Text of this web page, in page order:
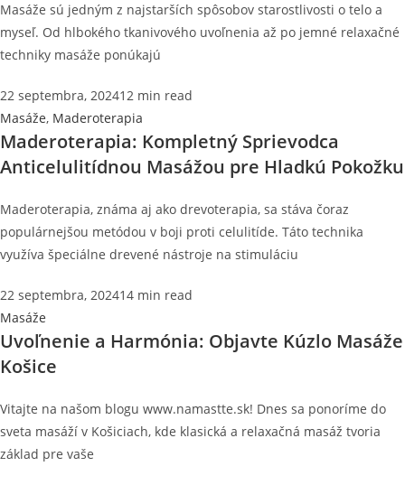
Masáže sú jedným z najstarších spôsobov starostlivosti o telo a
myseľ. Od hlbokého tkanivového uvoľnenia až po jemné relaxačné
techniky masáže ponúkajú
22 septembra, 202412 min read
Masáže, Maderoterapia
Maderoterapia: Kompletný Sprievodca
Anticelulitídnou Masážou pre Hladkú Pokožku
Maderoterapia, známa aj ako drevoterapia, sa stáva čoraz
populárnejšou metódou v boji proti celulitíde. Táto technika
využíva špeciálne drevené nástroje na stimuláciu
22 septembra, 202414 min read
Masáže
Uvoľnenie a Harmónia: Objavte Kúzlo Masáže
Košice
Vitajte na našom blogu www.namastte.sk! Dnes sa ponoríme do
sveta masáží v Košiciach, kde klasická a relaxačná masáž tvoria
základ pre vaše